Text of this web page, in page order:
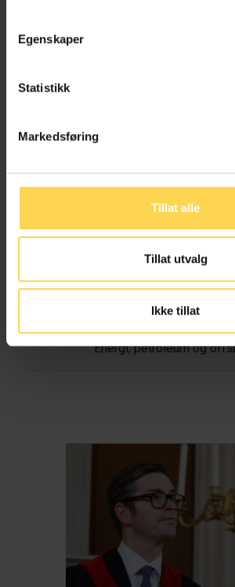
Egenskaper
Statistikk
Markedsføring
Tillat alle
Tillat utvalg
Ikke tillat
Energi, petroleum og